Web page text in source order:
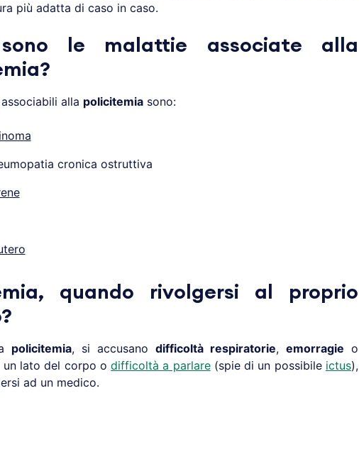
più adatta di caso in caso.
le malattie associate alla
alla policitemiasono:
cronica ostruttiva
quando rivolgersi al proprio
policitemia, si accusano difficoltà respiratorie, emorragie o
un lato del corpo odifficoltà a parlare(spie di un possibile ictus),
ad un medico.